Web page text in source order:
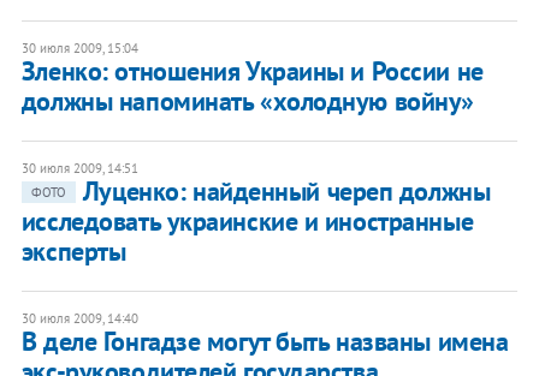
30 июля 2009, 15:04
Зленко: отношения Украины и России не
должны напоминать «холодную войну»
30 июля 2009, 14:51
ФОТО
Луценко: найденный череп должны
исследовать украинские и иностранные
эксперты
30 июля 2009, 14:40
В деле Гонгадзе могут быть названы имена